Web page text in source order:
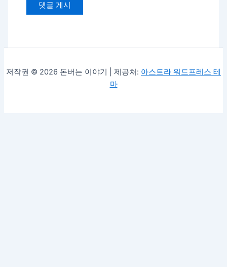
저작권 © 2026 돈버는 이야기 | 제공처: 아스트라 워드프레스 테
마